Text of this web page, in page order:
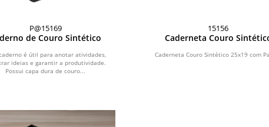
P@15169
de Couro Sintético
é útil para anotar atividades,
ideias e garantir a produtividade.
Possui capa dura de couro...
15156
Caderneta Couro
Caderneta Couro Sintético 25x19 com